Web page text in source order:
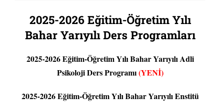
2025-2026 Eğitim-Öğretim Yılı
Bahar Yarıyılı Ders Programları
2025-2026 Eğitim-Öğretim Yılı Bahar Yarıyılı Adli
Psikoloji Ders Programı(YENİ)
2025-2026 Eğitim-Öğretim Yılı Bahar Yarıyılı Enstitü